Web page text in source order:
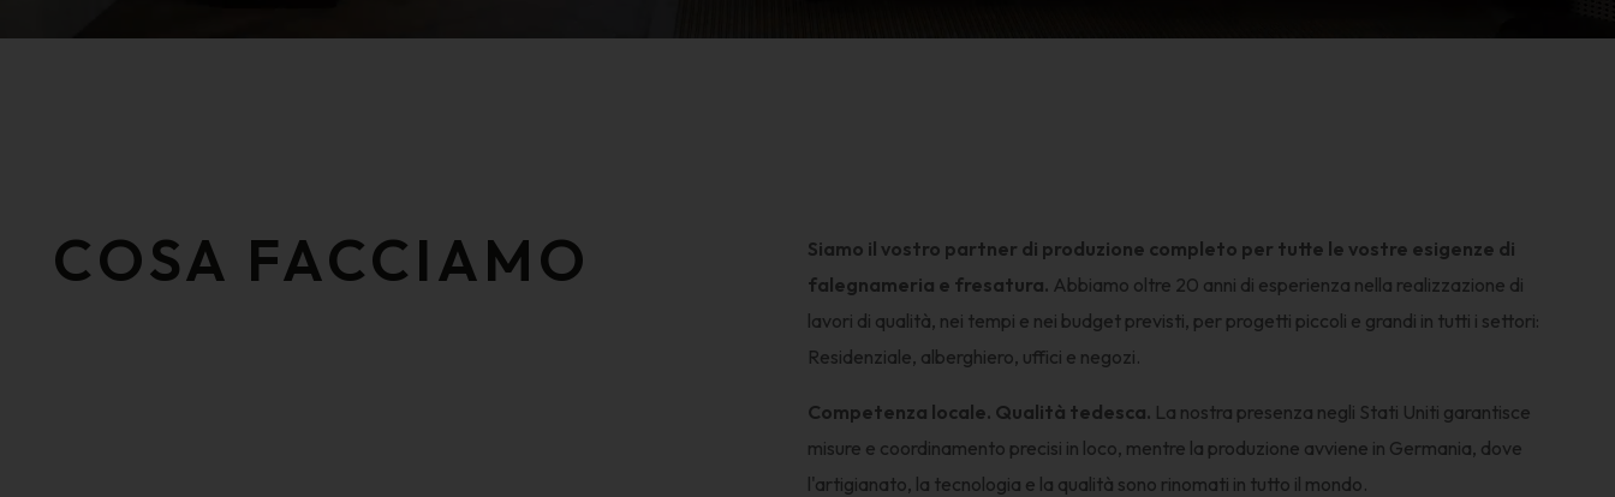
COSA FACCIAMO
Siamo il vostro partner di produzione completo per tutte le vostre esigenze di
falegnameria e fresatura. Abbiamo oltre 20 anni di esperienza nella realizzazione di
lavori di qualità, nei tempi e nei budget previsti, per progetti piccoli e grandi in tutti i settori:
Residenziale, alberghiero, uffici e negozi.
Competenza locale. Qualità tedesca. La nostra presenza negli Stati Uniti garantisce
misure e coordinamento precisi in loco, mentre la produzione avviene in Germania, dove
l'artigianato, la tecnologia e la qualità sono rinomati in tutto il mondo.